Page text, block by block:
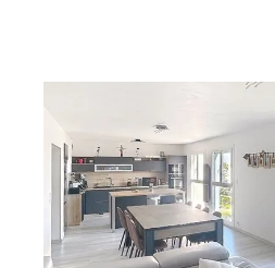
, 5 pièces
Ref : 25065
Appartement F5 à
162 500 €
Visiter le site dédié